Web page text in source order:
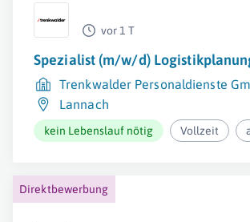
vor 1 T
Spezialist (m/w/d)
Trenkwalder Personaldienste
Lannach
kein Lebenslauf nötig Vollzeit
Direktbewerbung